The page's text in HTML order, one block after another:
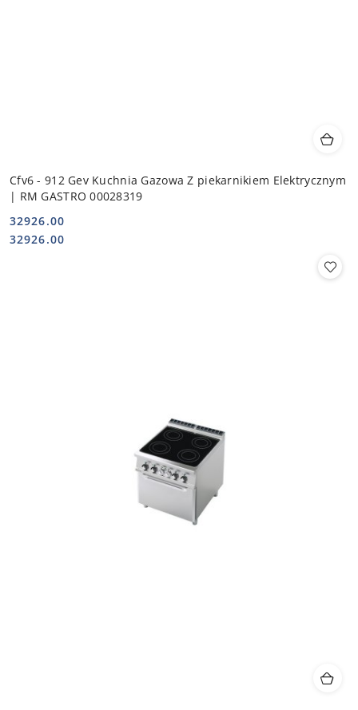
Cfv6 - 912 Gev Kuchnia Gazowa Z piekarnikiem Elektrycznym
| RM GASTRO 00028319
Cena:
32926.00
Cena:
32926.00